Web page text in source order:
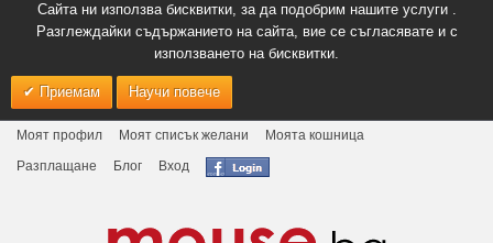
Сайта ни използва бисквитки, за да подобрим нашите услуги .
Разглеждайки съдържанието на сайта, вие се съгласявате и с
използването на бисквитки.
Приемам Научи повече
Моят профил Моят списък желани
Моята кошница
Разплащане
Блог Вход